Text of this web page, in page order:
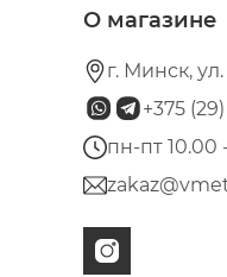
О магазине
г. Минск,
+375
пн-пт 10.00